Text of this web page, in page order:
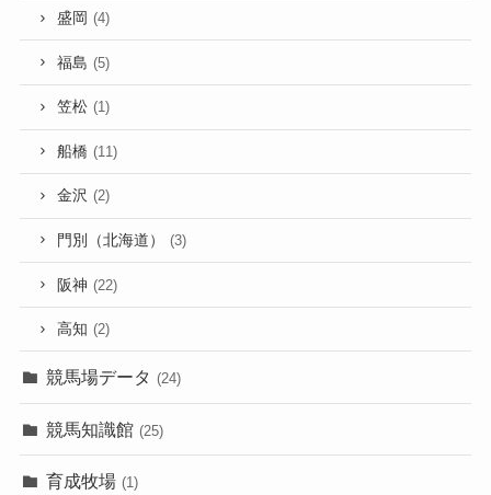
盛岡 (4)
福島 (5)
笠松 (1)
船橋 (11)
金沢 (2)
門別（北海道） (3)
阪神 (22)
高知 (2)
競馬場データ (24)
競馬知識館 (25)
育成牧場 (1)